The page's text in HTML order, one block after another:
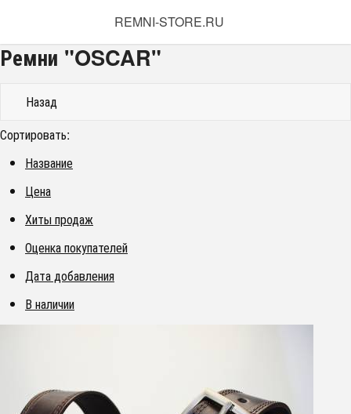
REMNI-STORE.RU
Ремни "OSCAR"
Назад
Сортировать:
Название
Цена
Хиты продаж
Оценка покупателей
Дата добавления
В наличии